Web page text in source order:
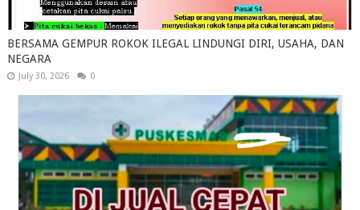
BERSAMA GEMPUR ROKOK ILEGAL LINDUNGI DIRI, USAHA, DAN
NEGARA
July 30, 2026 0